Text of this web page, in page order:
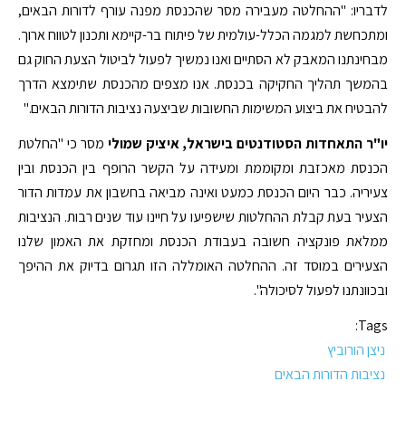
לדבריו: "ההחלטה מעבירה מסר שהכנסת מפנה עורף לדורות הבאים,
ומתכחשת למגמה הכלל-עולמית של פיתוח בר-קיימא ותכנון לטווח ארוך.
מבחינתנו המאבק לא הסתיים ואנו נמשיך לפעול לביטול הצעת החוק גם
בהמשך תהליך החקיקה בכנסת. אנו מצפים מהכנסת שתימצא הדרך
להבטיח את ביצוע המשימות החשובות שביצעה נציבות הדורות הבאים."
יו"ר התאחדות הסטודנטים בישראל, איציק שמולי מסר כי "החלטת
הכנסת מאכזבת ומקוממת ומעידה על הקשר הרופף בין הכנסת ובין
צעיריה. כבר היום הכנסת כמעט ואינה מביאה בחשבון את עמדות הדור
הצעיר בעת קבלת ההחלטות שישפיעו על חיינו עוד שנים רבות. הנציבות
ממלאת פונקציה חשובה בעבודת הכנסת ומחזקת את האמון שלנו
הצעירים במוסד זה. ההחלטה האומללה הזו תגרום בדיוק את ההיפך
ובכוונתנו לפעול לסיכולה".
Tags:
ניצן הורוביץ
נציבות הדורות הבאים